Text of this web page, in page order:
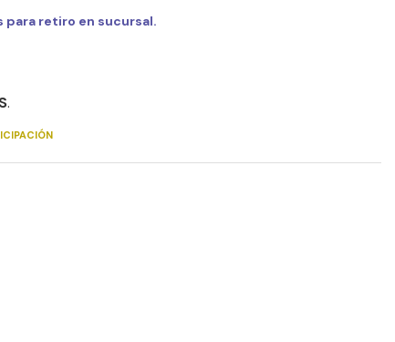
para retiro en sucursal.
.